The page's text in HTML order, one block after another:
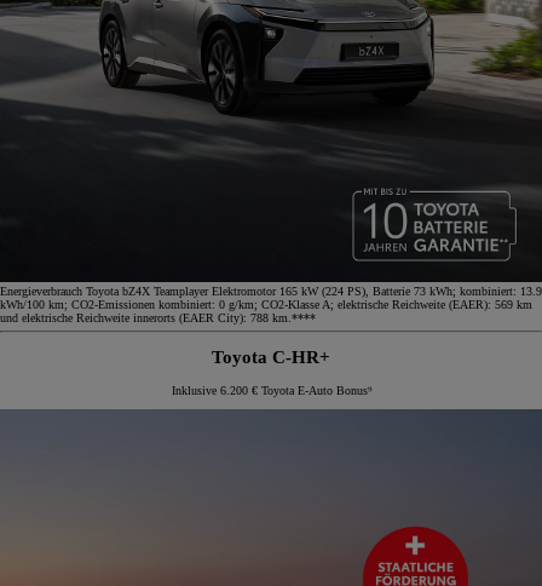
Energieverbrauch Toyota bZ4X Teamplayer Elektromotor 165 kW (224 PS), Batterie 73 kWh; kombiniert: 13.9
kWh/100 km; CO2-Emissionen kombiniert: 0 g/km; CO2-Klasse A; elektrische Reichweite (EAER): 569 km
und elektrische Reichweite innerorts (EAER City): 788 km.****
Toyota C-HR+
Inklusive 6.200 € Toyota E-Auto Bonus⁹